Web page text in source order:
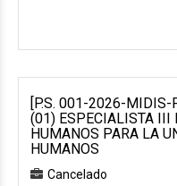
[P.S. 001-2026-MIDIS-
(01) ESPECIALISTA III
HUMANOS PARA LA
HUMANOS
Cancelado